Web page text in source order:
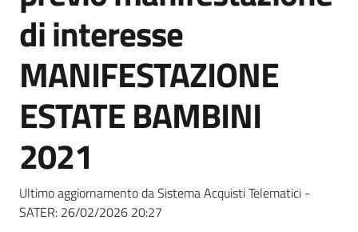
Supporto
Piattaforme
telematiche
di interesse
MANIFESTAZIONE
ESTATE BAMBINI
2021
Ultimo aggiornamento da Sistema Acquisti Telematici -
SATER: 26/02/2026 20:27